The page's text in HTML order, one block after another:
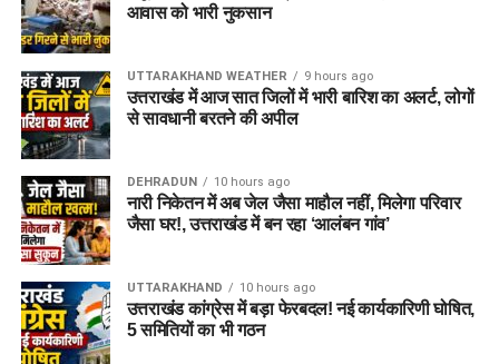
1. क्या देहरादून पुलिस ने पूर्व मुख्य सचिव के बेटे
को गिरफ्तार किया है ?
हां देहरादून पुलिस ने यशवर्धन नाम के युवक को गिरफ्तार किया है, जो
उत्तराखंड के पूर्व मुख्य सचिव और पूर्व आईएएस अधिकारी का बेटा बताया जा
रहा है।
2. आरोपी पर क्या आरोप हैं?
आरोपी पर खुद को केंद्र सरकार, गृह मंत्रालय, रक्षा मंत्रालय और भारतीय
सेना का वरिष्ठ अधिकारी बताकर लोगों से ठगी करने का आरोप है।
आवास को भारी नुकसान
UTTARAKHAND WEATHER 9 hours ago
उत्तराखंड में आज सात जिलों में भारी बारिश का अलर्ट, लोगों
से सावधानी बरतने की अपील
DEHRADUN 10 hours ago
नारी निकेतन में अब जेल जैसा माहौल नहीं, मिलेगा परिवार
जैसा घर!, उत्तराखंड में बन रहा ‘आलंबन गांव’
UTTARAKHAND 10 hours ago
उत्तराखंड कांग्रेस में बड़ा फेरबदल! नई कार्यकारिणी घोषित,
5 समितियों का भी गठन